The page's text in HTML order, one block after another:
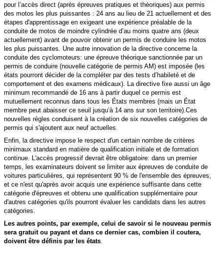
pour l’accès direct (après épreuves pratiques et théoriques) auxpermis
des motos les plus puissantes : 24 ans au lieu de 21 actuellement et des
étapes d'apprentissage en exigeant une expérience préalable de la
conduite de motos de moindre cylindrée d’au moins quatre ans (deux
actuellement) avant de pouvoir obtenir un permis de conduire les motos
les plus puissantes. Une autre innovation de la directive concerne la
conduite des cyclomoteurs: une épreuve théorique sanctionnée par un
permis de conduire (nouvelle catégorie de permis AM)est imposée (les
états pourront décider de la compléter par des tests d’habileté et de
comportement et des examens médicaux). La directive fixe aussi un âge
minimum recommandé de 16 ans à partir duquel ce permis est
mutuellement reconnus dans tous les États membres (mais un État
membre peut abaisser ce seuil jusqu’à 14 ans sur son territoire).Ces
nouvelles règles conduisent à la création de six nouvelles catégories de
permis qui s'ajoutent aux neuf actuelles.
Enfin, la directive impose le respect d'un certain nombre de critères
minimaux standard en matière de qualification initiale et de formation
continue. L'accès progressif devrait être obligatoire: dans un premier
temps, les examinateurs doivent se limiter aux épreuves de conduite de
voitures particulières, qui représentent 90 % de l'ensemble des épreuves,
et ce n'est qu'après avoir acquis une expérience suffisante dans cette
catégorie d'épreuves et obtenu une qualification supplémentaire pour
d'autres catégories qu'ils pourront évaluer les candidats dans les autres
catégories.
Les autres points, par exemple, celui de savoir si le nouveau permis
sera gratuit ou payant et dans ce dernier cas, combien il coutera,
doivent être définis par les états.